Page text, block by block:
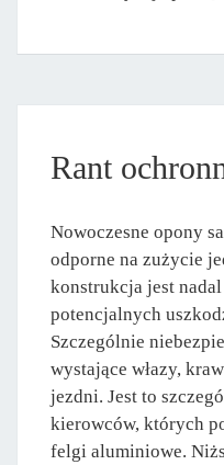
Rant
Nowoczesne opony
odporne na zużycie
konstrukcja jest nadal
potencjalnych
Szczególnie
wystające włazy,
jezdni. Jest to
kierowców, których
felgi aluminiowe.